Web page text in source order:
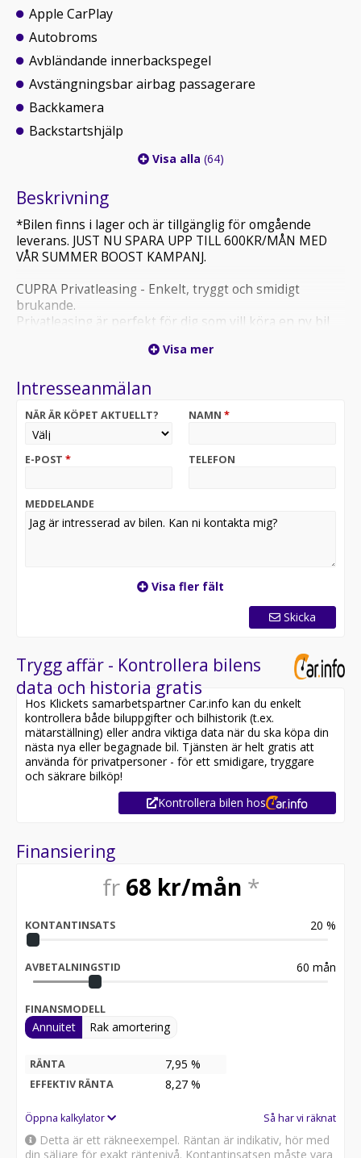
Apple CarPlay
Autobroms
Avbländande innerbackspegel
Avstängningsbar airbag passagerare
Backkamera
Backstartshjälp
Visa alla (64)
Beskrivning
*Bilen finns i lager och är tillgänglig för omgående
leverans. JUST NU SPARA UPP TILL 600KR/MÅN MED
VÅR SUMMER BOOST KAMPANJ.
CUPRA Privatleasing - Enkelt, tryggt och smidigt
brukande.
Privatleasing är perfekt för dig som vill köra en ny bil
Aftén Bil presenterar
– SUV:en som ger dig mer av allt
förhöjd leasingavgift
förhöjd leasingavgift
Privatleasing fr. 4.795 kr/mån vid 10.000kr i första
förhöjd leasingavgift
Priserna ovan är beräknade på en körklass om
Vi skräddarsyr upplägget efter dina behov – enkelt,
tryggt och förutsägbart.
I våra frånpriser ingår generöst med utrustning, som
exempelvis, Backkamera, Utfällbar dragkrok, Matrix
LED Strålkastare, Elbaklucka, Elstol för förare med
minne, Förvärmning av kupén via app/tidur, Adaptiv
farthållare, 3-zons klimatanläggning ACC, 20"
Lättmetallfälgar, Rattvärme samt Apple Carplay &
Är du nyfiken på bilen eller vill boka en provkörning?
din nuvarande bil.
Vi gör en kostnadsfri värdering och ger dig ett
prisförslag direkt.
Välkommen till En Riktigt Bra Bilaffär
bilägande.
Vi har öppet 7 dagar i veckan.
Visa mer
Intresseanmälan
NÄR ÄR KÖPET AKTUELLT? NAMN *
E-POST * TELEFON
MEDDELANDE
Visa fler fält
Skicka
Trygg affär - Kontrollera bilens
data och historia gratis
Hos Klickets samarbetspartner Car.info kan du enkelt
kontrollera både biluppgifter och bilhistorik (t.ex.
mätarställning) eller andra viktiga data när du ska köpa din
nästa nya eller begagnade bil. Tjänsten är helt gratis att
använda för privatpersoner - för ett smidigare, tryggare
och säkrare bilköp!
Kontrollera bilen hos
Finansiering
fr 68kr/mån *
KONTANTINSATS 20 %
AVBETALNINGSTID 60 mån
FINANSMODELL
Annuitet Rak amortering
RÄNTA 7,95 %
EFFEKTIV RÄNTA 8,27 %
Öppna kalkylator Så har vi räknat
Detta är ett räkneexempel. Räntan är indikativ, hör med
din säljare för exakt räntenivå. Kontantinsatsen måste vara